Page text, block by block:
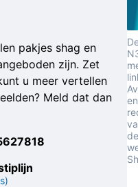
pakjes shag en
zijn. Zet
u meer vertellen
Meld dat dan
en
de